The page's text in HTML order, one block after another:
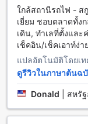
หากท่านมีรถส่วนตัว
และฟรี นอกจากนี้ยั
ท่านได้รับประสบก
สิ่งอำนวยความสะ
โรงแรมมรกต ให้บ
สมัยและครบครัน เ
และประทับใจ ทุกห้
สามารถควบคุมอุณ
ใกล้สถานีรถไฟ - ส
เยี่ยม ชอบตลาดทั้ง
เดิน, ทำเลที่ตั้งแล
เช็คอิน/เช็คเอาท์ง่
แปลอัตโนมัติโดยเ
ดูรีวิวในภาษาต้นฉ
Donald สหรั